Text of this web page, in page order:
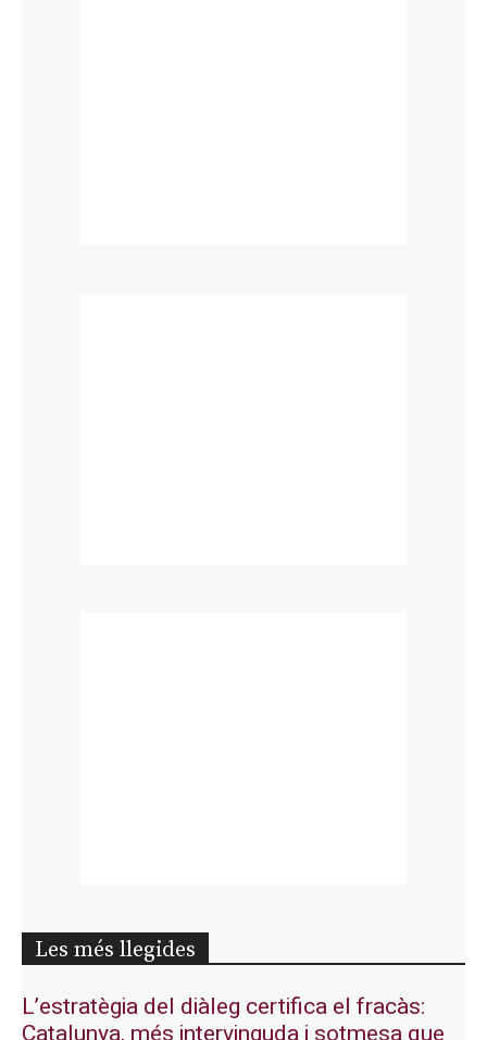
Les més llegides
L’estratègia del diàleg certifica el fracàs: